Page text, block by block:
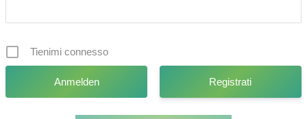
Tienimi connesso
Registrati